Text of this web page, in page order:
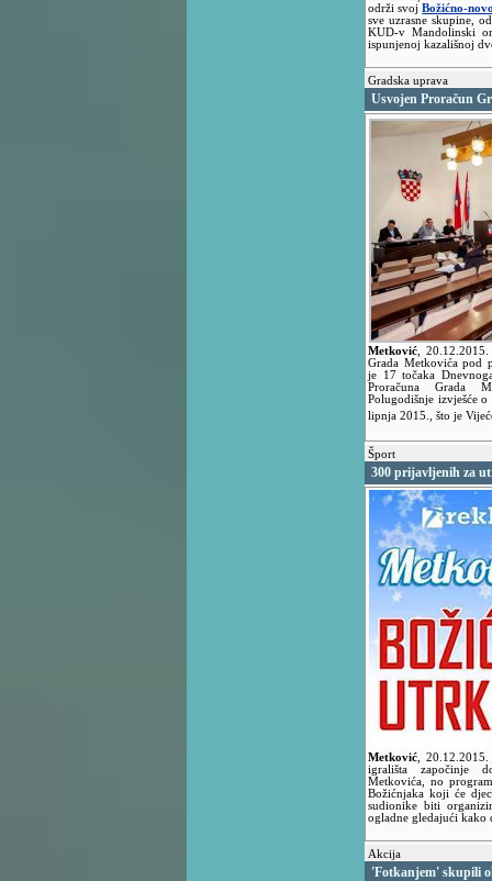
održi svojBožićno-
sve uzrasne skupine,
KUD-v Mandolinski
ispunjenoj kazališnoj
Gradska uprava
Usvojen Proračun
Metković ,
Grada Metkovića pod
je 17 točaka
Proračuna Grada
Polugodišnje izvješće
lipnja 2015., što je
Šport
300 prijavljenih za
Metković
20.12.2015.
igrališta započinje
Metkovića, no
Božićnjaka koji će
sudionike biti
ogladne gledajući kako
Akcija
'Fotkanjem' skupili